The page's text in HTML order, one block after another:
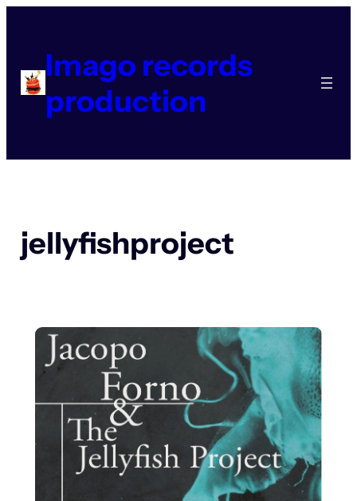
contenuImago records
production
jellyfishproject